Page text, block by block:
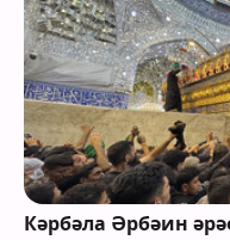
Кәрбәла Әрбәин